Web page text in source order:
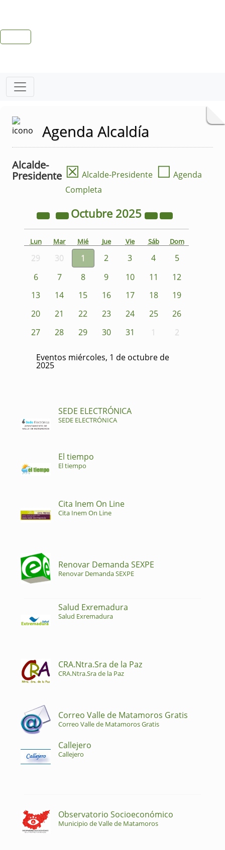
Agenda Alcaldía
Alcalde-
Presidente ☒ Alcalde-Presidente ☐ Agenda
Completa
Octubre 2025
Lun Mar Mié Jue Vie Sáb Dom
29 30 1 2 3 4
5
6
7 8 9 10 11
12
13
14 15 16 17 18
19
20
21 22 23 24 25
26
27
28 29 30 31 1 2
Eventos miércoles, 1 de octubre de
2025
SEDE ELECTRÓNICA
SEDE ELECTRÓNICA
El tiempo
El tiempo
Cita Inem On Line
Cita Inem On Line
Renovar Demanda SEXPE
Renovar Demanda SEXPE
Salud Exremadura
Salud Exremadura
CRA.Ntra.Sra de la Paz
CRA.Ntra.Sra de la Paz
Correo Valle de Matamoros Gratis
Correo Valle de Matamoros Gratis
Callejero
Callejero
Observatorio Socioeconómico
Municipio de Valle de Matamoros